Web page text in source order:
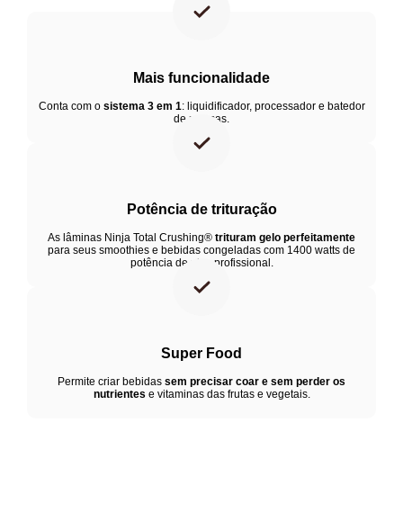
Conteúdo: 1 jarra de liquidificador de 2,2L • 1 jarra de
Material da base: Plástico
Material do copo: Plástico Tritan (plástico de alta
resistência)
Dimensões: 45,72 x 24,46 x 18,75
Funções: Smoothie, triturar gelo, processador, bater
Capacidade do Copo: 700ml
Potência: 1200 - Potência profissional para triturar gelo e
desfazer ingredientes difíceis, seja fazendo smoothies ou
Mais funcionalidade
Conta com o sistema 3 em 1: liquidificador, processador e batedor
de massas.
Potência de trituração
As lâminas Ninja Total Crushing® trituram gelo perfeitamente
para seus smoothies e bebidas congeladas com 1400 watts de
potência de pico profissional.
Super Food
Permite criar bebidas sem precisar coar e sem perder os
nutrientes e vitaminas das frutas e vegetais.